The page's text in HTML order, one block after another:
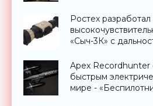
Ростех разработал
«Сыч-3К» с
Apex Recordhunter
быстрым
мире -